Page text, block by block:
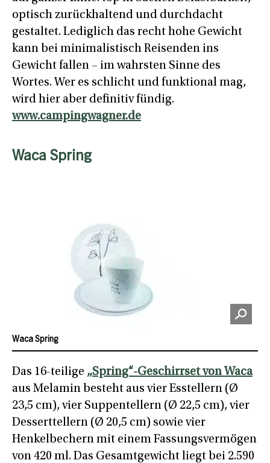
optisch zurückhaltend und durchdacht
gestaltet. Lediglich das recht hohe Gewicht
kann bei minimalistisch Reisenden ins
Gewicht fallen – im wahrsten Sinne des
Wortes. Wer es schlicht und funktional mag,
wird hier aber definitiv fündig.
www.campingwagner.de
Waca Spring
Waca Spring
Das 16-teilige „Spring“-Geschirrset von Waca
aus Melamin besteht aus vier Esstellern (Ø
23,5 cm), vier Suppentellern (Ø 22,5 cm), vier
Desserttellern (Ø 20,5 cm) sowie vier
Henkelbechern mit einem Fassungsvermögen
von 420 ml. Das Gesamtgewicht liegt bei 2.590